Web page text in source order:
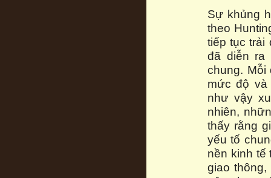
Sự khủng
theo
tiếp tục trải
đã diễn ra
chung. Mỗi
mức độ và
như vậy
nhiên,
thấy rằng
yếu tố
nền kinh tế
giao